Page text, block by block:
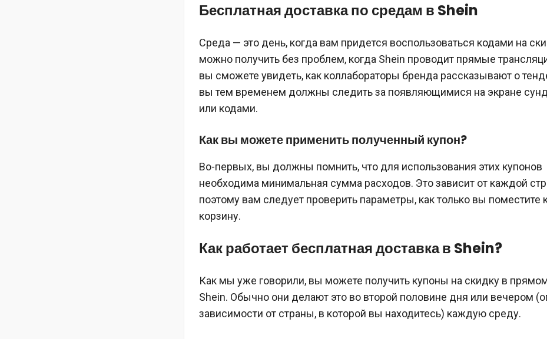
Бесплатная доставка по средам в Shein
Среда — это день, когда вам придется воспользоваться кодами на
можно получить без проблем, когда Shein проводит прямые
вы сможете увидеть, как коллабораторы бренда рассказывают о
вы тем временем должны следить за появляющимися на экране
или кодами.
Как вы можете применить полученный купон?
Во-первых, вы должны помнить, что для использования этих купонов
необходима минимальная сумма расходов. Это зависит от каждой
поэтому вам следует проверить параметры, как только вы поместите
корзину.
Как работает бесплатная доставка в Shein?
Как мы уже говорили, вы можете получить купоны на скидку в
Shein. Обычно они делают это во второй половине дня или вечером
зависимости от страны, в которой вы находитесь) каждую среду.